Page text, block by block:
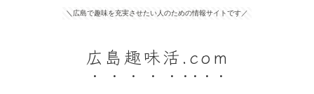
＼広島で趣味を充実させたい人のための情報サイトです／
広島趣味活.com